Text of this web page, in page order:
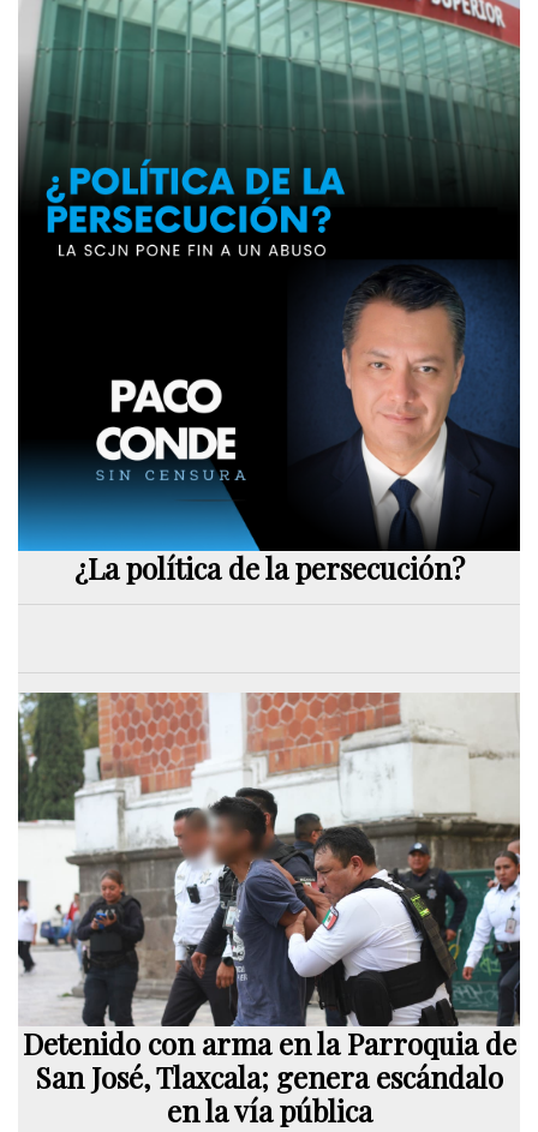
¿La política de la persecución?
Detenido con arma en la Parroquia de
San José, Tlaxcala; genera escándalo
en la vía pública